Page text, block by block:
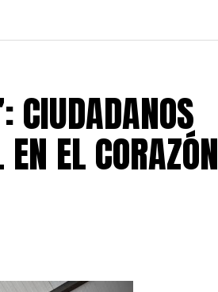
CIUDADANOS
EL CORAZÓN